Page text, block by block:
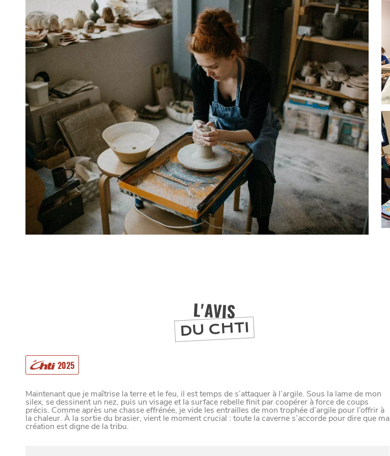
L'AVIS
DU CHTI
2025
Maintenant que je maîtrise la terre et le feu, il est temps de s’attaquer à l’argile. Sous la lame de mon
silex, se dessinent un nez, puis un visage et la surface rebelle finit par coopérer à force de coups
précis. Comme après une chasse effrénée, je vide les entrailles de mon trophée d’argile pour l’offrir à
la chaleur. À la sortie du brasier, vient le moment crucial : toute la caverne s’accorde pour dire que ma
création est digne de la tribu.
Le Chti